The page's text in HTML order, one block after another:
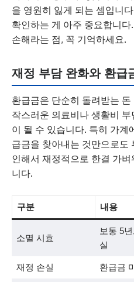
을 영원히 잃게 되는 셈입니
확인하는 게 아주 중요합니
손해라는 점, 꼭 기억하세요.
재정 부담 완화와 환급
환급금은 단순히 돌려받는
작스러운 의료비나 생활비
이 될 수 있습니다. 특히 가계
급금을 찾아내는 것만으로도
인해서 재정적으로 한결 가
니다.
구분 내용
소멸 시효
보통 5
실
재정 손실 환급금